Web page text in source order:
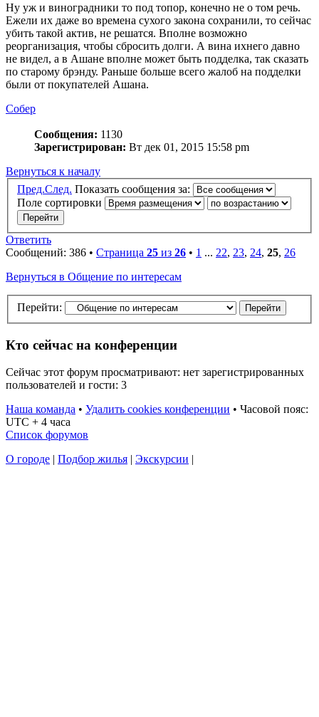
Ну уж и виноградники то под топор, конечно не о том речь.
Ежели их даже во времена сухого закона сохранили, то сейчас
убить такой актив, не решатся. Вполне возможно
реорганизация, чтобы сбросить долги. А вина ихнего давно
не видел, а в Ашане вполне может быть подделка, так сказать
по старому брэнду. Раньше больше всего жалоб на подделки
были от покупателей Ашана.
Собер
Сообщения: 1130
Зарегистрирован: Вт дек 01, 2015 15:58 pm
Вернуться к началу
Пред.След. Показать сообщения за:
Поле сортировки
Ответить
Сообщений: 386 • Страница 25 из 26 • 1 ... 22, 23, 24, 25, 26
Вернуться в Общение по интересам
Перейти:
Кто сейчас на конференции
Сейчас этот форум просматривают: нет зарегистрированных
пользователей и гости: 3
Наша команда • Удалить cookies конференции • Часовой пояс:
UTC + 4 часа
Список форумов
О городе
Подбор жилья Экскурсии